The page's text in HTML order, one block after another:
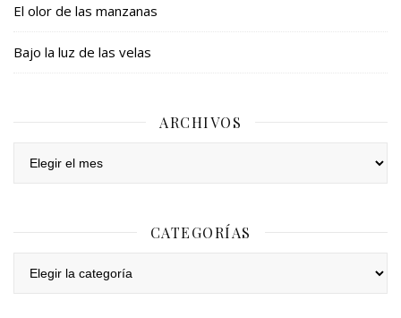
El olor de las manzanas
Bajo la luz de las velas
ARCHIVOS
CATEGORÍAS